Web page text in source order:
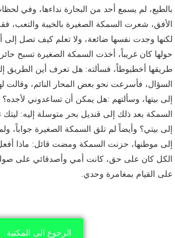
بالطبع، لم يسمع أحد من البحارة نداءها، وفي
الأفق، شعرت السمكة الصغيرة بالخيبة والتعب،
لكنها وجدت نفسها ضائعة، ولا تعلم كيف تصل إلى
حولها كان غريباً، أخذت السمكة الصغيرة تسبح
طريقها أخطبوطاً، فسألته: هل تعرف أين الطريق
السؤال، فأسرعت نحو بعض المحار النائم، وقالت
إلى بيتها، وسألتهم :هل يمكن أن تساعدوني
السمكة بعد ذلك إلى قنديل بحر متوسلة إليه:‏
إلى بيتي؟‏ وأيضاً لم تلق السمكة الصغيرة جواباً،
إلى موطنها، حزنت السمكة ومضت قائل: ماذا
الكل كان على حق، كانت أمي وأصدقائي على
على القيام بمغامرة وحدي.
الرجوع الى المكتبة